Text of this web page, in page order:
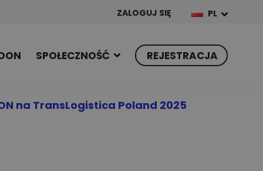
ZALOGUJ SIĘ PL
SPOŁECZNOŚĆ REJESTRACJA
na TransLogistica Poland 2025